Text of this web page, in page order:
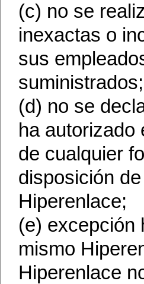
(c) no se
inexactas o
sus
suministrados;
(d) no se
ha
de cualquier
disposición
Hiperenlace;
(e) excepción
mismo
Hiperenlace